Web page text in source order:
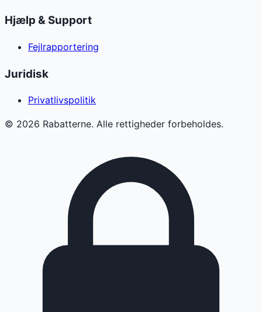
Hjælp & Support
Fejlrapportering
Juridisk
Privatlivspolitik
© 2026 Rabatterne. Alle rettigheder forbeholdes.